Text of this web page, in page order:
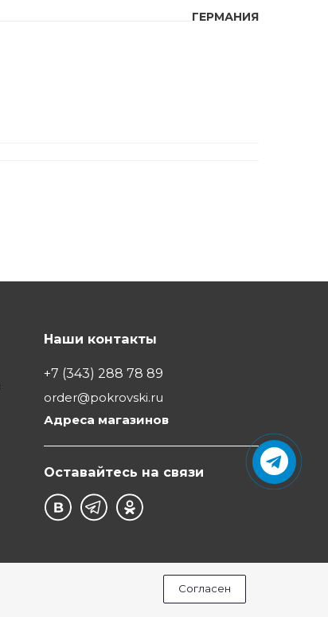
Согласен
ГЕРМАНИЯ
Наши контакты
+7 (343) 288 78 89
order@pokrovski.ru
Адреса магазинов
Оставайтесь на связи